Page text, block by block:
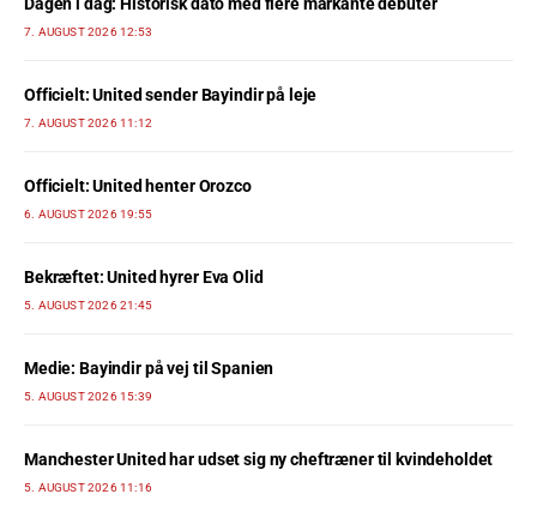
7. AUGUST 2026 12:53
Officielt: United sender Bayindir på leje
7. AUGUST 2026 11:12
Officielt: United henter Orozco
6. AUGUST 2026 19:55
Bekræftet: United hyrer Eva Olid
5. AUGUST 2026 21:45
Medie: Bayindir på vej til Spanien
5. AUGUST 2026 15:39
Manchester United har udset sig ny cheftræner til kvindeholdet
5. AUGUST 2026 11:16